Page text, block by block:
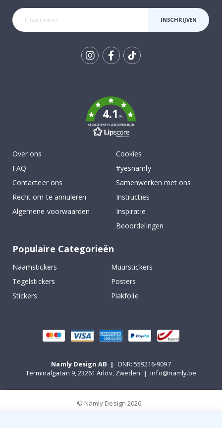
INSCHRIJVEN
4.1/5
GEBASEERD OP 1025 BEOORDELINGEN
Over ons
FAQ
Contacteer ons
Recht om te annuleren
Algemene voorwaarden
Cookies
#yesnamly
Samenwerken met ons
Instructies
Inspiratie
Beoordelingen
Populaire Categorieën
Naamstickers
Muurstickers
Tegelstickers
Posters
Stickers
Plakfolie
Namly Design AB |
ONR: 559216-9097
Terminalgatan 9, 23261 Arlöv, Zweden | info@namly.be
© Namly Design 2026